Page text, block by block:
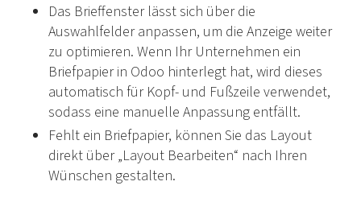
Das Brieffenster lässt sich über die
Auswahlfelder anpassen, um die Anzeige weiter
zu optimieren. Wenn Ihr Unternehmen ein
Briefpapier in Odoo hinterlegt hat, wird dieses
automatisch für Kopf- und Fußzeile verwendet,
sodass eine manuelle Anpassung entfällt.
Fehlt ein Briefpapier, können Sie das Layout
direkt über „Layout Bearbeiten“ nach Ihren
Wünschen gestalten.